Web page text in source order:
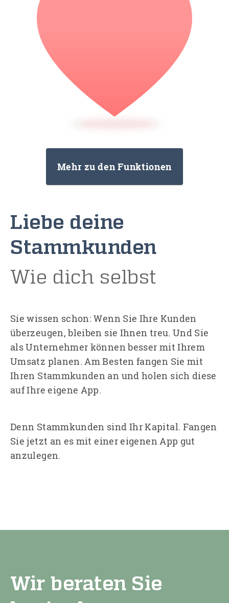
Mehr zu den Funktionen
Liebe deine
Stammkunden
Wie dich selbst
Sie wissen schon: Wenn Sie Ihre Kunden
überzeugen, bleiben sie Ihnen treu. Und Sie
als Unternehmer können besser mit Ihrem
Umsatz planen. Am Besten fangen Sie mit
Ihren Stammkunden an und holen sich diese
auf Ihre eigene App.
Denn Stammkunden sind Ihr Kapital. Fangen
Sie jetzt an es mit einer eigenen App gut
anzulegen.
Wir beraten Sie